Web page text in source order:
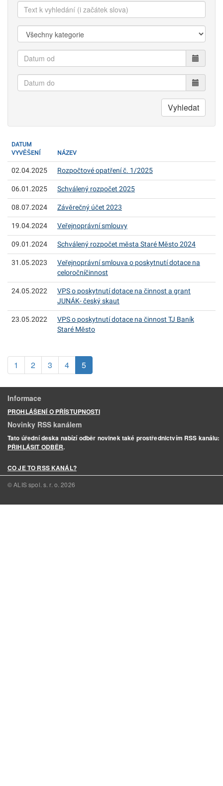
Text
k
vyhledání:
Kategorie:
Datum
od
Datum
do
Vyhledat
DATUM
VYVĚŠENÍ
NÁZEV
02.04.2025 Rozpočtové opatření č. 1/2025
06.01.2025 Schválený rozpočet 2025
08.07.2024 Závěrečný účet 2023
19.04.2024 Veřejnoprávní smlouvy
09.01.2024 Schválený rozpočet města Staré Město 2024
31.05.2023
Veřejnoprávní smlouva o poskytnutí dotace na
celoročníčinnost
24.05.2022
VPS o poskytnutí dotace na činnost a grant
JUNÁK- český skaut
23.05.2022
VPS o poskytnutí dotace na činnost TJ Baník
Staré Město
1 2 3 4 5(aktuální)
Informace
PROHLÁŠENÍ O PŘÍSTUPNOSTI
Novinky RSS kanálem
Tato úřední deska nabízí odběr novinek také prostřednictvím RSS kanálu:
PŘIHLÁSIT ODBĚR.
CO JE TO RSS KANÁL?
© ALIS spol. s. r. o.2026